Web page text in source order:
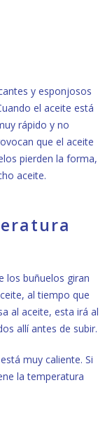
y esponjosos
el aceite está
rápido y no
que el aceite
pierden la forma,
aceite.
los buñuelos giran
al tiempo que
al aceite, esta irá al
allí antes de subir.
muy caliente. Si
la temperatura